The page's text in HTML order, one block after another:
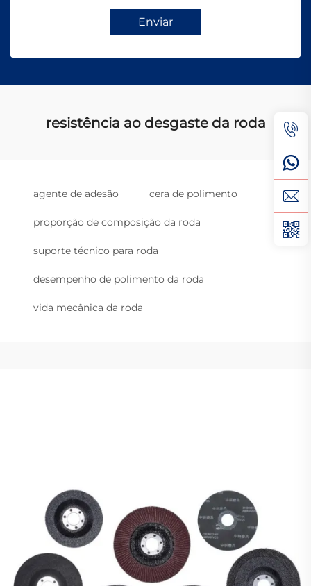
Enviar
resistência ao desgaste da roda
agente de adesão cera de polimento
proporção de composição da roda
suporte técnico para roda
desempenho de polimento da roda
vida mecânica da roda